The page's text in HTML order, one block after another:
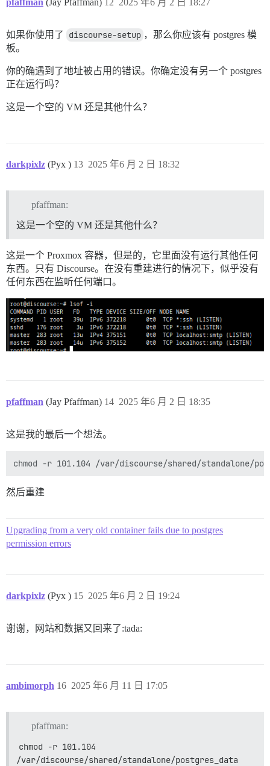
pfaffman (Jay Pfaffman) 2025 年6 月 2 日 18:27
12
如果你使用了 discourse-setup ，那么你应该有 postgres 模
板。
你的确遇到了地址被占用的错误。你确定没有另一个 postgres
正在运行吗？
这是一个空的 VM 还是其他什么？
darkpixlz (Pyx ) 2025 年6 月 2 日 18:32
13
pfaffman:
这是一个空的 VM 还是其他什么？
这是一个 Proxmox 容器，但是的，它里面没有运行其他任何
东西。只有 Discourse。在没有重建进行的情况下，似乎没有
任何东西在监听任何端口。
pfaffman (Jay Pfaffman) 2025 年6 月 2 日 18:35
14
这是我的最后一个想法。
然后重建
Upgrading from a very old container fails due to postgres
permission errors
darkpixlz (Pyx ) 2025 年6 月 2 日 19:24
15
谢谢，网站和数据又回来了:tada:
ambimorph 2025 年6 月 11 日 17:05
16
pfaffman:
chmod -r 101.104
/var/discourse/shared/standalone/postgres_data